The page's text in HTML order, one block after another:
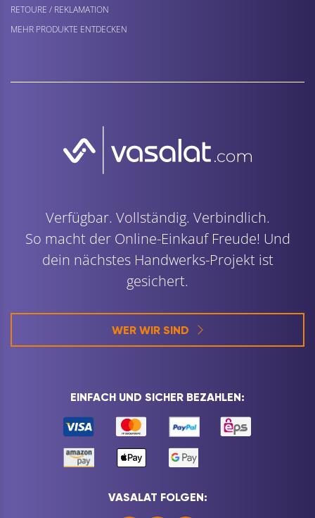
RETOURE / REKLAMATION
MEHR PRODUKTE ENTDECKEN
Verfügbar. Vollständig. Verbindlich.
So macht der Online-Einkauf Freude! Und
dein nächstes Handwerks-Projekt ist
gesichert.
WER WIR SIND
EINFACH UND SICHER BEZAHLEN:
VASALAT FOLGEN: